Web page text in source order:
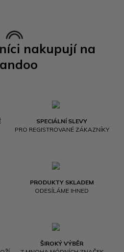
nakupují na
SPECIÁLNÍ SLEVY
PRO REGISTROVANÉ ZÁKAZNÍKY
PRODUKTY SKLADEM
ODESÍLÁME IHNED
ŠIROKÝ VÝBĚR